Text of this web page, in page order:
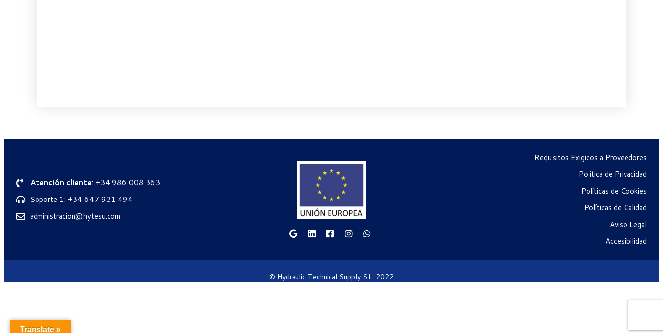
Atención cliente: +34 986 008 363
Soporte 1: +34 647 931 494
administracion@hytesu.com
Requisitos Exigidos a Proveedores
Política de Privacidad
Políticas de Cookies
Políticas de Calidad
Aviso Legal
Accesibilidad
© Hydraulic Technical Supply S.L. 2022
Translate »